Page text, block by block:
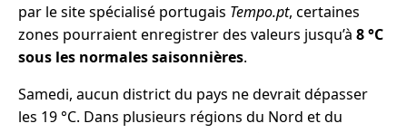
par le site spécialisé portugais Tempo.pt, certaines
zones pourraient enregistrer des valeurs jusqu’à 8 °C
sous les normales saisonnières.
Samedi, aucun district du pays ne devrait dépasser
les 19 °C. Dans plusieurs régions du Nord et du